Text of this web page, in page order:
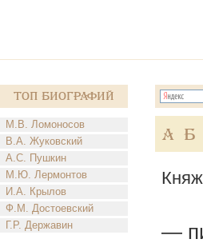
Топ Биографий
М.В. Ломоносов
В.А. Жуковский
А.С. Пушкин
М.Ю. Лермонтов
И.А. Крылов
Ф.М. Достоевский
Г.Р. Державин
А Б
—